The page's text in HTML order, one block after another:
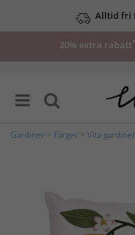
Alltid fri
20% extra rabatt*
Gardiner Färger Vita gardiner